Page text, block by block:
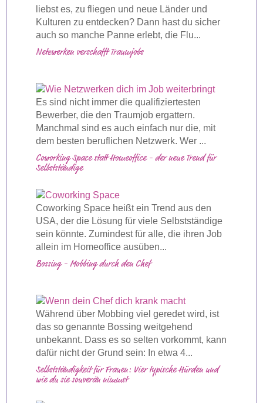
liebst es, zu fliegen und neue Länder und
Kulturen zu entdecken? Dann hast du sicher
auch so manche Panne erlebt, die Flu...
Netzwerken verschafft Traumjobs
Es sind nicht immer die qualifiziertesten
Bewerber, die den Traumjob ergattern.
Manchmal sind es auch einfach nur die, mit
dem besten beruflichen Netzwerk. Wer ...
Coworking Space statt Homeoffice - der neue Trend für
Selbstständige
Coworking Space heißt ein Trend aus den
USA, der die Lösung für viele Selbstständige
sein könnte. Zumindest für alle, die ihren Job
allein im Homeoffice ausüben...
Bossing - Mobbing durch den Chef
Während über Mobbing viel geredet wird, ist
das so genannte Bossing weitgehend
unbekannt. Dass es so selten vorkommt, kann
dafür nicht der Grund sein: In etwa 4...
Selbstständigkeit für Frauen: Vier typische Hürden und
wie du sie souverän nimmst